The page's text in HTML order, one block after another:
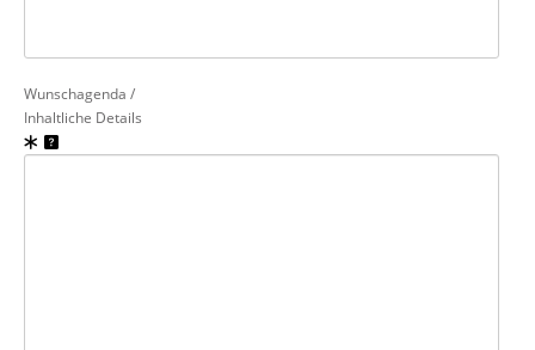
Wunschagenda /
Inhaltliche Details